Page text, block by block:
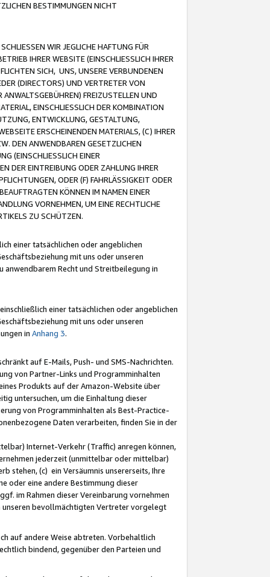
BESTIMMUNGEN NICHT
WIR JEGLICHE HAFTUNG FÜR
IHRER WEBSITE (EINSCHLIESSLICH IHRER
SICH, UNS, UNSERE VERBUNDENEN
(DIRECTORS) UND VERTRETER VON
FREIZUSTELLEN UND
EINSCHLIESSLICH DER KOMBINATION
ENTWICKLUNG, GESTALTUNG,
ERSCHEINENDEN MATERIALS, (C) IHRER
DEN ANWENDBAREN GESETZLICHEN
(EINSCHLIESSLICH EINER
DER EINTREIBUNG ODER ZAHLUNG IHRER
ODER (F) FAHRLÄSSIGKEIT ODER
KÖNNEN IM NAMEN EINER
VORNEHMEN, UM EINE RECHTLICHE
ZU SCHÜTZEN.
einer tatsächlichen oder angeblichen
mit uns oder unseren
anwendbarem Recht und Streitbeilegung in
einer tatsächlichen oder angeblichen
mit uns oder unseren
in Anhang 3.
auf E-Mails, Push- und SMS-Nachrichten.
von Partner-Links und Programminhalten
Produkts auf der Amazon-Website über
untersuchen, um die Einhaltung dieser
von Programminhalten als Best-Practice-
Daten verarbeiten, finden Sie in der
Internet-Verkehr (Traffic) anregen können,
jederzeit (unmittelbar oder mittelbar)
stehen, (c) ein Versäumnis unsererseits, Ihre
oder eine andere Bestimmung dieser
im Rahmen dieser Vereinbarung vornehmen
unseren bevollmächtigten Vertreter vorgelegt
auf andere Weise abtreten. Vorbehaltlich
bindend, gegenüber den Parteien und